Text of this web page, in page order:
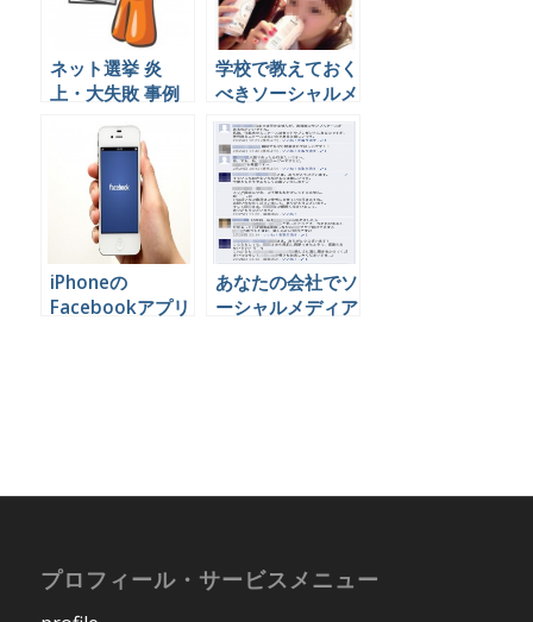
ネット選挙 炎
上・大失敗 事例
学校で教えておく
べきソーシャルメ
ディアのこと
iPhoneの
Facebookアプリ
あなたの会社でソ
ーシャルメディア
プロフィール・サービスメニュー